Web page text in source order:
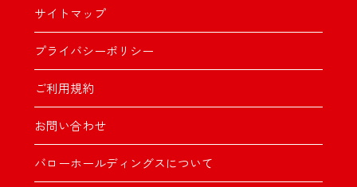
サイトマップ
プライバシーポリシー
ご利用規約
お問い合わせ
バローホールディングスについて